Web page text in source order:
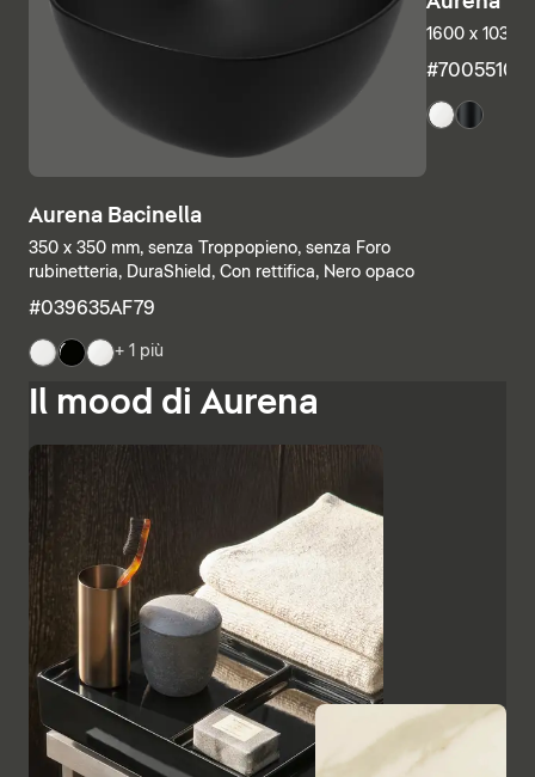
Le basi e le consolle possono inoltre essere abbinate
individualmente, con ripiani a giorno che si affiancano
ad elementi con cassetti o colonne completamente
chiuse. Altre finiture come il vetro laccato nero, le
lastre in ceramica con effetto marmo e l'ebano
goffrato sottolineano il carattere pregiato e il fascino
italiano di Aurena. Lo specchio con illuminazione LED
integrata completa la gamma dei mobili.
Aurena Bacinella
350 x 350 mm, senza Troppopieno, senza Foro
rubinetteria, DuraShield, Con rettifica, Nero opaco
#039635AF79
+ 1 più
1600 x 1035
Il mood di Aurena